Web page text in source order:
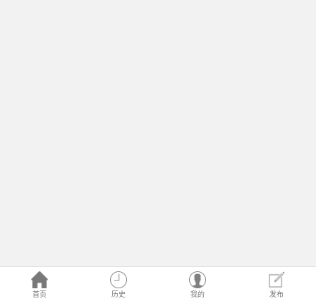
首页 历史 我的 发布